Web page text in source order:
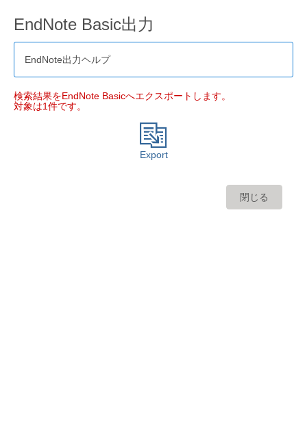
EndNote Basic出力
EndNote出力ヘルプ
検索結果をEndNote Basicへエクスポートします。
対象は1件です。
Export